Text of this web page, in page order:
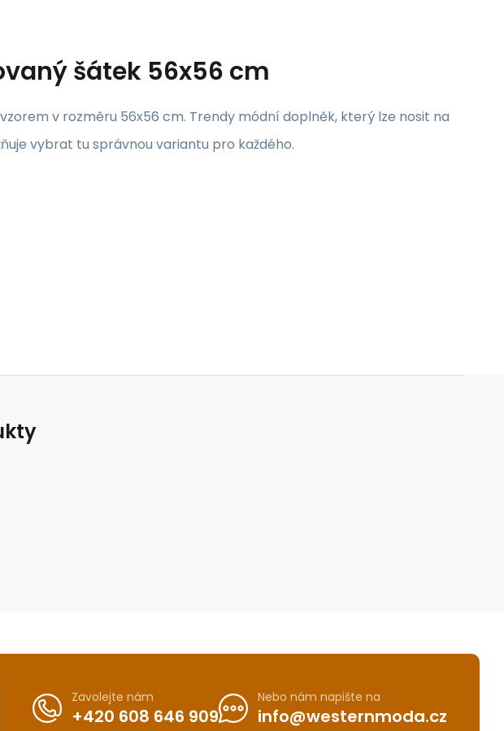
šátek 56x56 cm
v rozměru 56x56 cm. Trendy módní doplněk, který lze nosit na
vybrat tu správnou variantu pro každého.
Zavolejte nám
+420 608 646 909
Nebo nám napište na
info@westernmoda.cz